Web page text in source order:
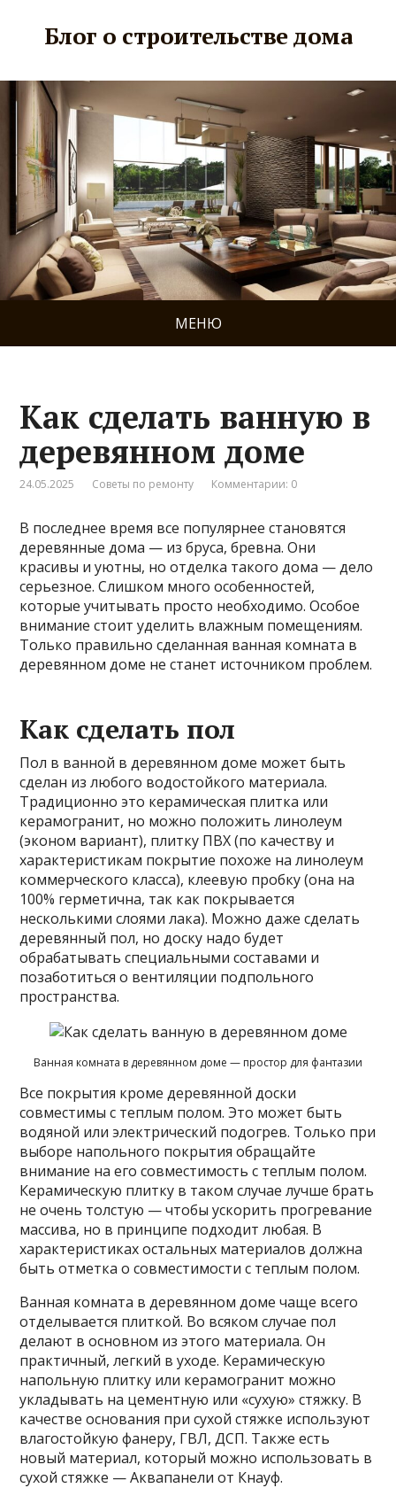
Блог о строительстве дома
МЕНЮ
Как сделать ванную в
деревянном доме
24.05.2025 Советы по ремонту Комментарии: 0
В последнее время все популярнее становятся
деревянные дома — из бруса, бревна. Они
красивы и уютны, но отделка такого дома — дело
серьезное. Слишком много особенностей,
которые учитывать просто необходимо. Особое
внимание стоит уделить влажным помещениям.
Только правильно сделанная ванная комната в
деревянном доме не станет источником проблем.
Как сделать пол
Пол в ванной в деревянном доме может быть
сделан из любого водостойкого материала.
Традиционно это керамическая плитка или
керамогранит, но можно положить линолеум
(эконом вариант), плитку ПВХ (по качеству и
характеристикам покрытие похоже на линолеум
коммерческого класса), клеевую пробку (она на
100% герметична, так как покрывается
несколькими слоями лака). Можно даже сделать
деревянный пол, но доску надо будет
обрабатывать специальными составами и
позаботиться о вентиляции подпольного
пространства.
Ванная комната в деревянном доме — простор для фантазии
Все покрытия кроме деревянной доски
совместимы с теплым полом. Это может быть
водяной или электрический подогрев. Только при
выборе напольного покрытия обращайте
внимание на его совместимость с теплым полом.
Керамическую плитку в таком случае лучше брать
не очень толстую — чтобы ускорить прогревание
массива, но в принципе подходит любая. В
характеристиках остальных материалов должна
быть отметка о совместимости с теплым полом.
Ванная комната в деревянном доме чаще всего
отделывается плиткой. Во всяком случае пол
делают в основном из этого материала. Он
практичный, легкий в уходе. Керамическую
напольную плитку или керамогранит можно
укладывать на цементную или «сухую» стяжку. В
качестве основания при сухой стяжке используют
влагостойкую фанеру, ГВЛ, ДСП. Также есть
новый материал, который можно использовать в
сухой стяжке — Аквапанели от Кнауф.